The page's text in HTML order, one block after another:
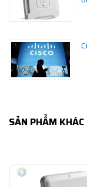
SẢN PHẨM KHÁC